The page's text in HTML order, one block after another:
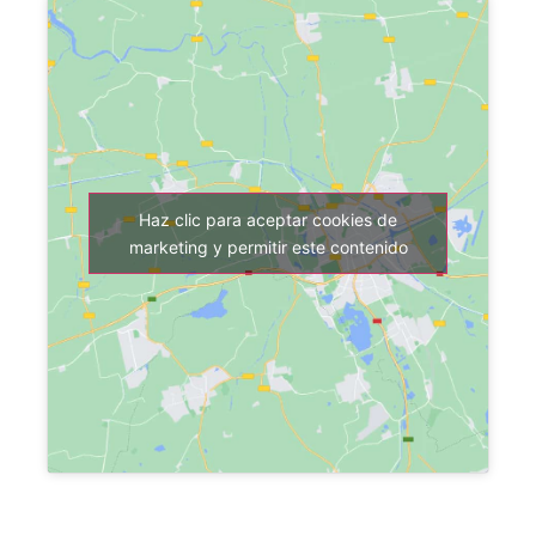
Haz clic para aceptar cookies de
marketing y permitir este contenido